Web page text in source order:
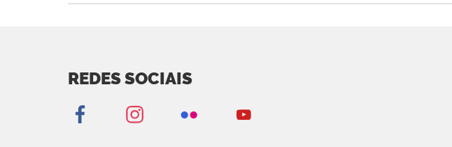
REDES SOCIAIS